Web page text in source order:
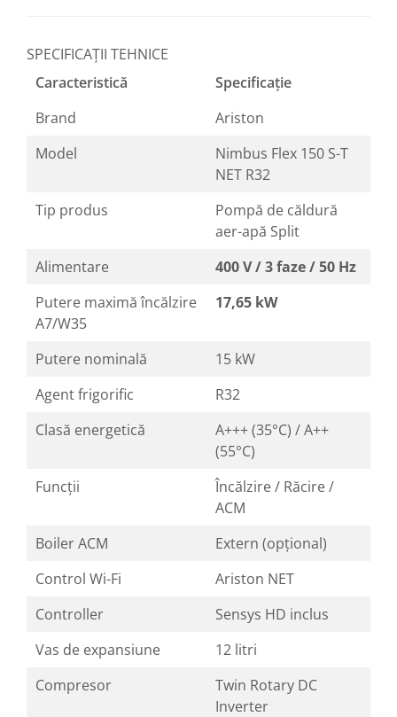
SPECIFICAȚII TEHNICE
Caracteristică
Specificație
Brand
Ariston
Model
Nimbus Flex 150 S-T
NET R32
Tip produs
Pompă de căldură
aer-apă Split
Alimentare
400 V / 3 faze / 50 Hz
Putere maximă încălzire
A7/W35
17,65 kW
Putere nominală
15 kW
Agent frigorific
R32
Clasă energetică
A+++ (35°C) / A++
(55°C)
Funcții
Încălzire / Răcire /
ACM
Boiler ACM
Extern (opțional)
Control Wi-Fi
Ariston NET
Controller
Sensys HD inclus
Vas de expansiune
12 litri
Compresor
Twin Rotary DC
Inverter